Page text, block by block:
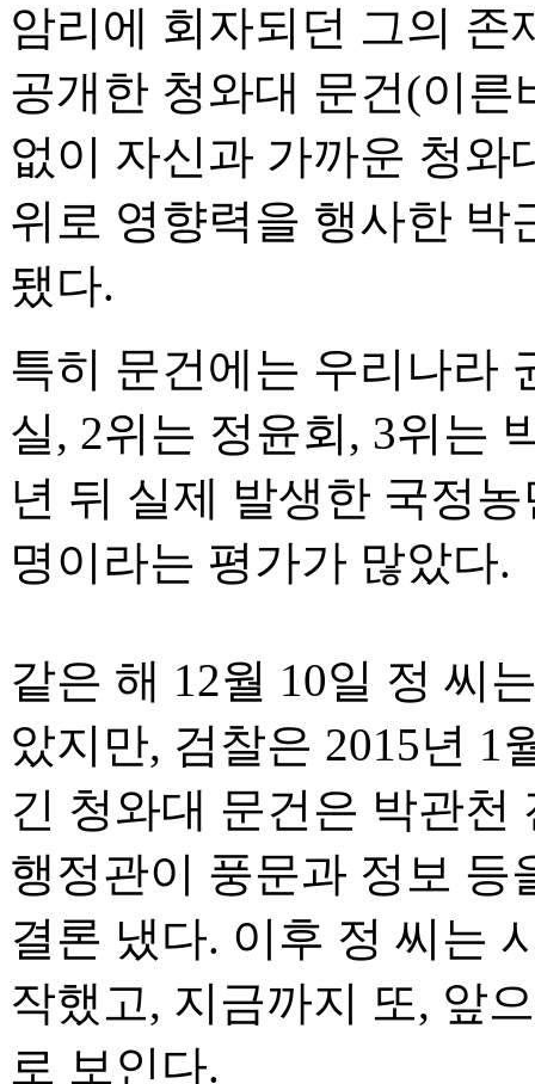
암리에 회자되던 그의 존
공개한 청와대 문건(이
없이 자신과 가까운 청와
위로 영향력을 행사한 박
됐다.
특히 문건에는 우리나라
실, 2위는 정윤회, 3위는
년 뒤 실제 발생한 국정
명이라는 평가가 많았다.
같은 해 12월 10일 정 씨
았지만, 검찰은 2015년 1
긴 청와대 문건은 박관천
행정관이 풍문과 정보
결론 냈다. 이후 정 씨는
작했고, 지금까지 또, 앞
로 보인다.